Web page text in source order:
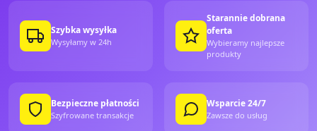
Szybka wysyłka
Wysyłamy w 24h
Starannie dobrana
oferta
Wybieramy najlepsze
produkty
Bezpieczne płatności
Szyfrowane transakcje
Wsparcie 24/7
Zawsze do usług